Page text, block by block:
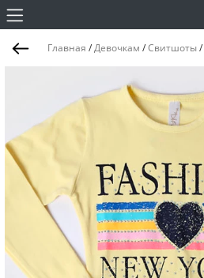
Главная /Девочкам /Свитшоты/